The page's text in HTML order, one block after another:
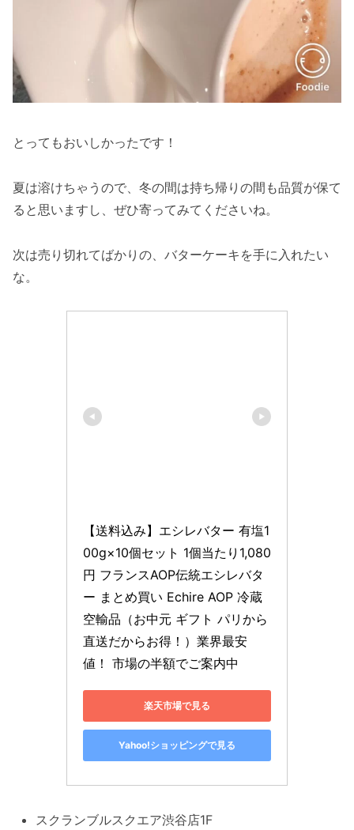
とってもおいしかったです！
夏は溶けちゃうので、冬の間は持ち帰りの間も品質が保て
ると思いますし、ぜひ寄ってみてくださいね。
次は売り切れてばかりの、バターケーキを手に入れたい
な。
【送料込み】エシレバター 有塩1
00g×10個セット 1個当たり1,080
円 フランスAOP伝統エシレバタ
ー まとめ買い Echire AOP 冷蔵
空輸品（お中元 ギフト パリから
直送だからお得！）業界最安
値！ 市場の半額でご案内中
楽天市場で見る
Yahoo!ショッピングで見る
スクランブルスクエア渋谷店1F